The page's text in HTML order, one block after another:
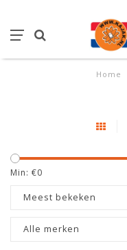
Home
Min: €0
Meest bekeken
Alle merken